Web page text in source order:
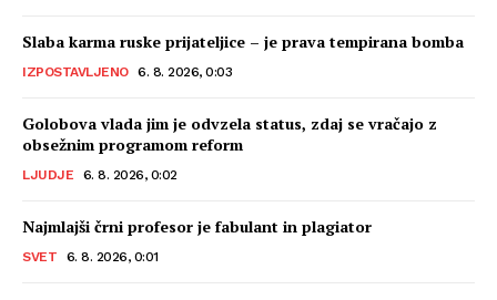
Slaba karma ruske prijateljice – je prava tempirana bomba
IZPOSTAVLJENO 6. 8. 2026, 0:03
Golobova vlada jim je odvzela status, zdaj se vračajo z
obsežnim programom reform
LJUDJE 6. 8. 2026, 0:02
Najmlajši črni profesor je fabulant in plagiator
SVET 6. 8. 2026, 0:01